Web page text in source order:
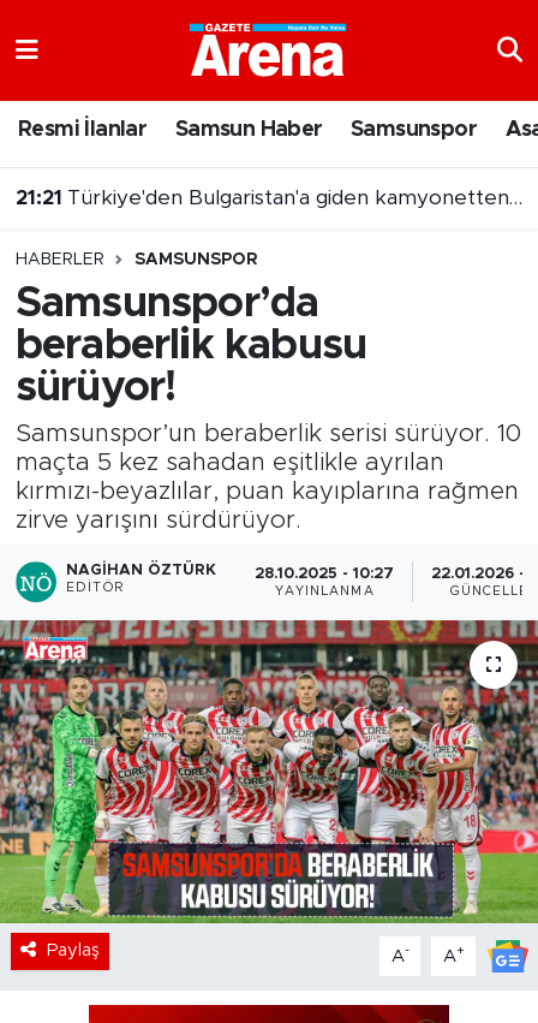
Resmi İlanlar Samsun Haber Samsunspor
21:21 Türkiye'den Bulgaristan'a giden kamyonetten 5 kilo altın çıktı
HABERLER SAMSUNSPOR
Samsunspor’da
beraberlik kabusu
sürüyor!
Samsunspor’un beraberlik serisi sürüyor. 10
maçta 5 kez sahadan eşitlikle ayrılan
kırmızı-beyazlılar, puan kayıplarına rağmen
zirve yarışını sürdürüyor.
NAGIHAN ÖZTÜRK
EDITÖR
28.10.2025 - 10:27
YAYINLANMA
22.01.2026 -
Paylaş A- A+
Samsun Namaz Vakitleri
Süper Lig Puan Durumu ve Fikstür
Tüm Manşetler
Son Dakika Haberleri
Haber Arşivi